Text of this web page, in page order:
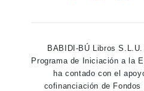
BABIDI-BÚ Libros
Programa de Iniciación a la
ha contado con el
cofinanciación de Fondos